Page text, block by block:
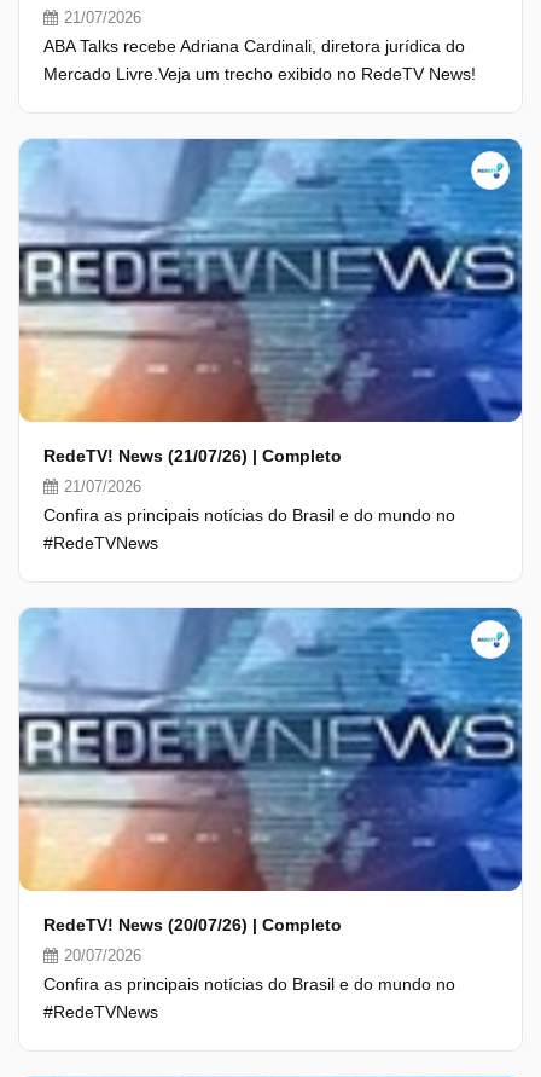
21/07/2026
ABA Talks recebe Adriana Cardinali, diretora jurídica do
Mercado Livre.Veja um trecho exibido no RedeTV News!
RedeTV! News (21/07/26) | Completo
21/07/2026
Confira as principais notícias do Brasil e do mundo no
#RedeTVNews
RedeTV! News (20/07/26) | Completo
20/07/2026
Confira as principais notícias do Brasil e do mundo no
#RedeTVNews